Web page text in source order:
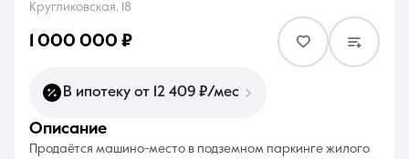
Кругликовская, 18
1 000 000 ₽
В ипотеку от 12 409 ₽/мес
описание
Продаётся машино-место в подземном паркинге жилого